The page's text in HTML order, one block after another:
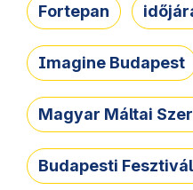
Fortepan
Imagine Budapest
Magyar Máltai
Budapesti